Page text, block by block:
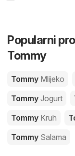
Popularni
Tommy
Tommy Mlijeko
Tommy Jogurt
Tommy Kruh
Tommy Salama